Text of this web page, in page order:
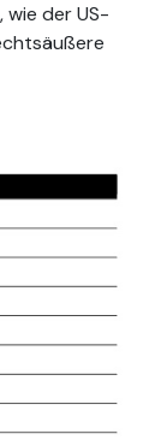
wie der US-